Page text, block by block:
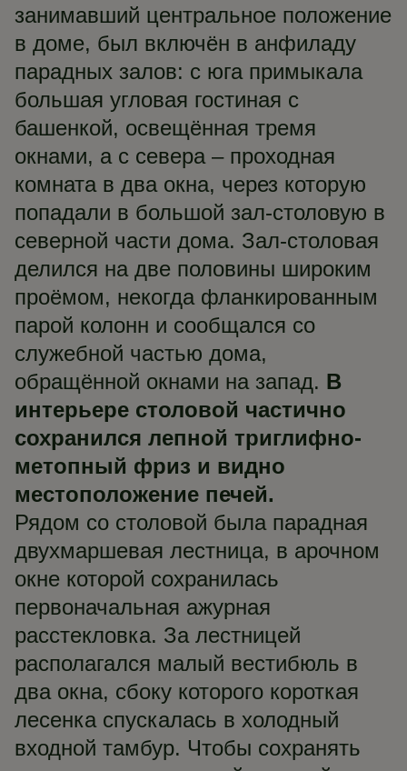
занимавший центральное положение
в доме, был включён в анфиладу
парадных залов: с юга примыкала
большая угловая гостиная с
башенкой, освещённая тремя
окнами, а с севера – проходная
комната в два окна, через которую
попадали в большой зал-столовую в
северной части дома. Зал-столовая
делился на две половины широким
проёмом, некогда фланкированным
парой колонн и сообщался со
служебной частью дома,
обращённой окнами на запад. В
интерьере столовой частично
сохранился лепной триглифно-
метопный фриз и видно
местоположение печей.
Рядом со столовой была парадная
двухмаршевая лестница, в арочном
окне которой сохранилась
первоначальная ажурная
расстекловка. За лестницей
располагался малый вестибюль в
два окна, сбоку которого короткая
лесенка спускалась в холодный
входной тамбур. Чтобы сохранять